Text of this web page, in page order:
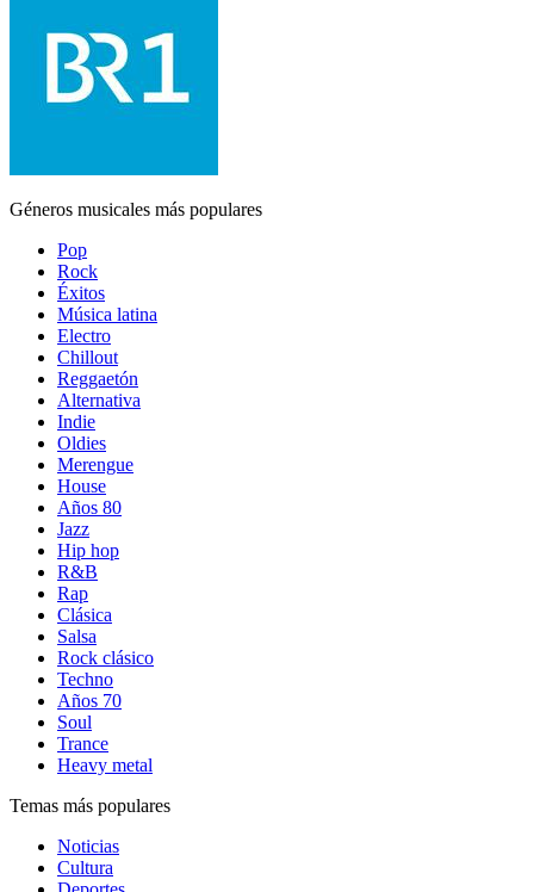
Géneros musicales más populares
Pop
Rock
Éxitos
Música latina
Electro
Chillout
Reggaetón
Alternativa
Indie
Oldies
Merengue
House
Años 80
Jazz
Hip hop
R&B
Rap
Clásica
Salsa
Rock clásico
Techno
Años 70
Soul
Trance
Heavy metal
Temas más populares
Noticias
Cultura